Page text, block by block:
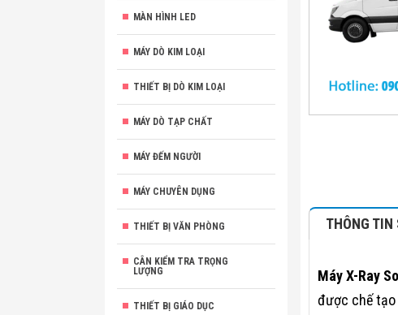
MÀN HÌNH LED
MÁY DÒ KIM LOẠI
THIẾT BỊ DÒ KIM LOẠI
MÁY DÒ TẠP CHẤT
MÁY ĐẾM NGƯỜI
MÁY CHUYÊN DỤNG
THIẾT BỊ VĂN PHÒNG
CÂN KIỂM TRA TRỌNG
LƯỢNG
THIẾT BỊ GIÁO DỤC
THÔNG
Máy X-Ray
được chế tạo